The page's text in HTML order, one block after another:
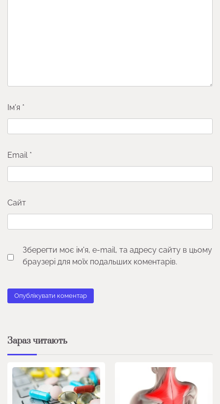
Ім'я *
Email *
Сайт
Зберегти моє ім'я, e-mail, та адресу сайту в цьому
браузері для моїх подальших коментарів.
Зараз читають